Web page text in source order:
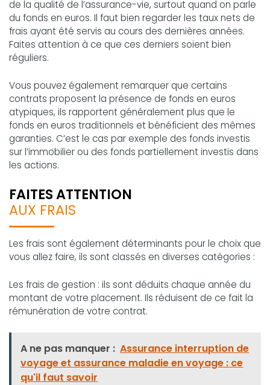
de la qualité de l’assurance-vie, surtout quand on parle
du fonds en euros. Il faut bien regarder les taux nets de
frais ayant été servis au cours des dernières années.
Faites attention à ce que ces derniers soient bien
réguliers.
Vous pouvez également remarquer que certains
contrats proposent la présence de fonds en euros
atypiques, ils rapportent généralement plus que le
fonds en euros traditionnels et bénéficient des mêmes
garanties. C’est le cas par exemple des fonds investis
sur l’immobilier ou des fonds partiellement investis dans
les actions.
FAITES ATTENTION
AUX FRAIS
Les frais sont également déterminants pour le choix que
vous allez faire, ils sont classés en diverses catégories :
Les frais de gestion : ils sont déduits chaque année du
montant de votre placement. Ils réduisent de ce fait la
rémunération de votre contrat.
A ne pas manquer : Assurance interruption de
voyage et assurance maladie en voyage : ce
qu'il faut savoir